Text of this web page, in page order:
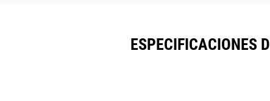
ESPECIFICACIONES